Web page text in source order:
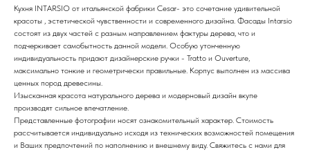
Кухня INTARSIO от итальянской фабрики Cesar- это сочетание удивительной
красоты , эстетической чувственности и современного дизайна. Фасады Intarsio
состоят из двух частей с разным направлением фактуры дерева, что и
подчеркивает самобытность данной модели. Особую утонченную
индивидуальность придают дизайнерские ручки - Tratto и Ouverture,
максимально тонкие и геометрически правильные. Корпус выполнен из массива
ценных пород древесины.
Изысканная красота натурального дерева и модерновый дизайн вкупе
производят сильное впечатление.
Представленные фотографии носят ознакомительный характер. Стоимость
рассчитывается индивидуально исходя из технических возможностей помещения
и Ваших предпочтений по наполнению и внешнему виду. Свяжитесь с нами для